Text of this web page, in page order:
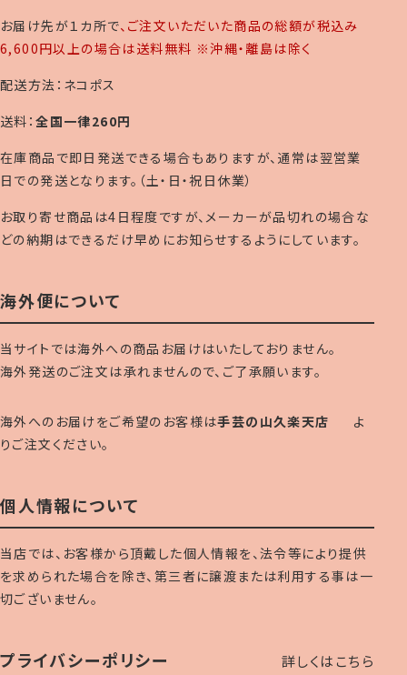
お届け先が１カ所で、ご注文いただいた商品の総額が税込み
6,600円以上の場合は送料無料 ※沖縄・離島は除く
配送方法：ネコポス
送料：全国一律260円
在庫商品で即日発送できる場合もありますが、通常は翌営業
日での発送となります。（土・日・祝日休業）
お取り寄せ商品は4日程度ですが、メーカーが品切れの場合な
どの納期はできるだけ早めにお知らせするようにしています。
海外便について
当サイトでは海外への商品お届けはいたしておりません。
海外発送のご注文は承れませんので、ご了承願います。
海外へのお届けをご希望のお客様は手芸の山久楽天店
よ
りご注文ください。
個人情報について
当店では、お客様から頂戴した個人情報を、法令等により提供
を求められた場合を除き、第三者に譲渡または利用する事は一
切ございません。
プライバシーポリシー 詳しくはこちら